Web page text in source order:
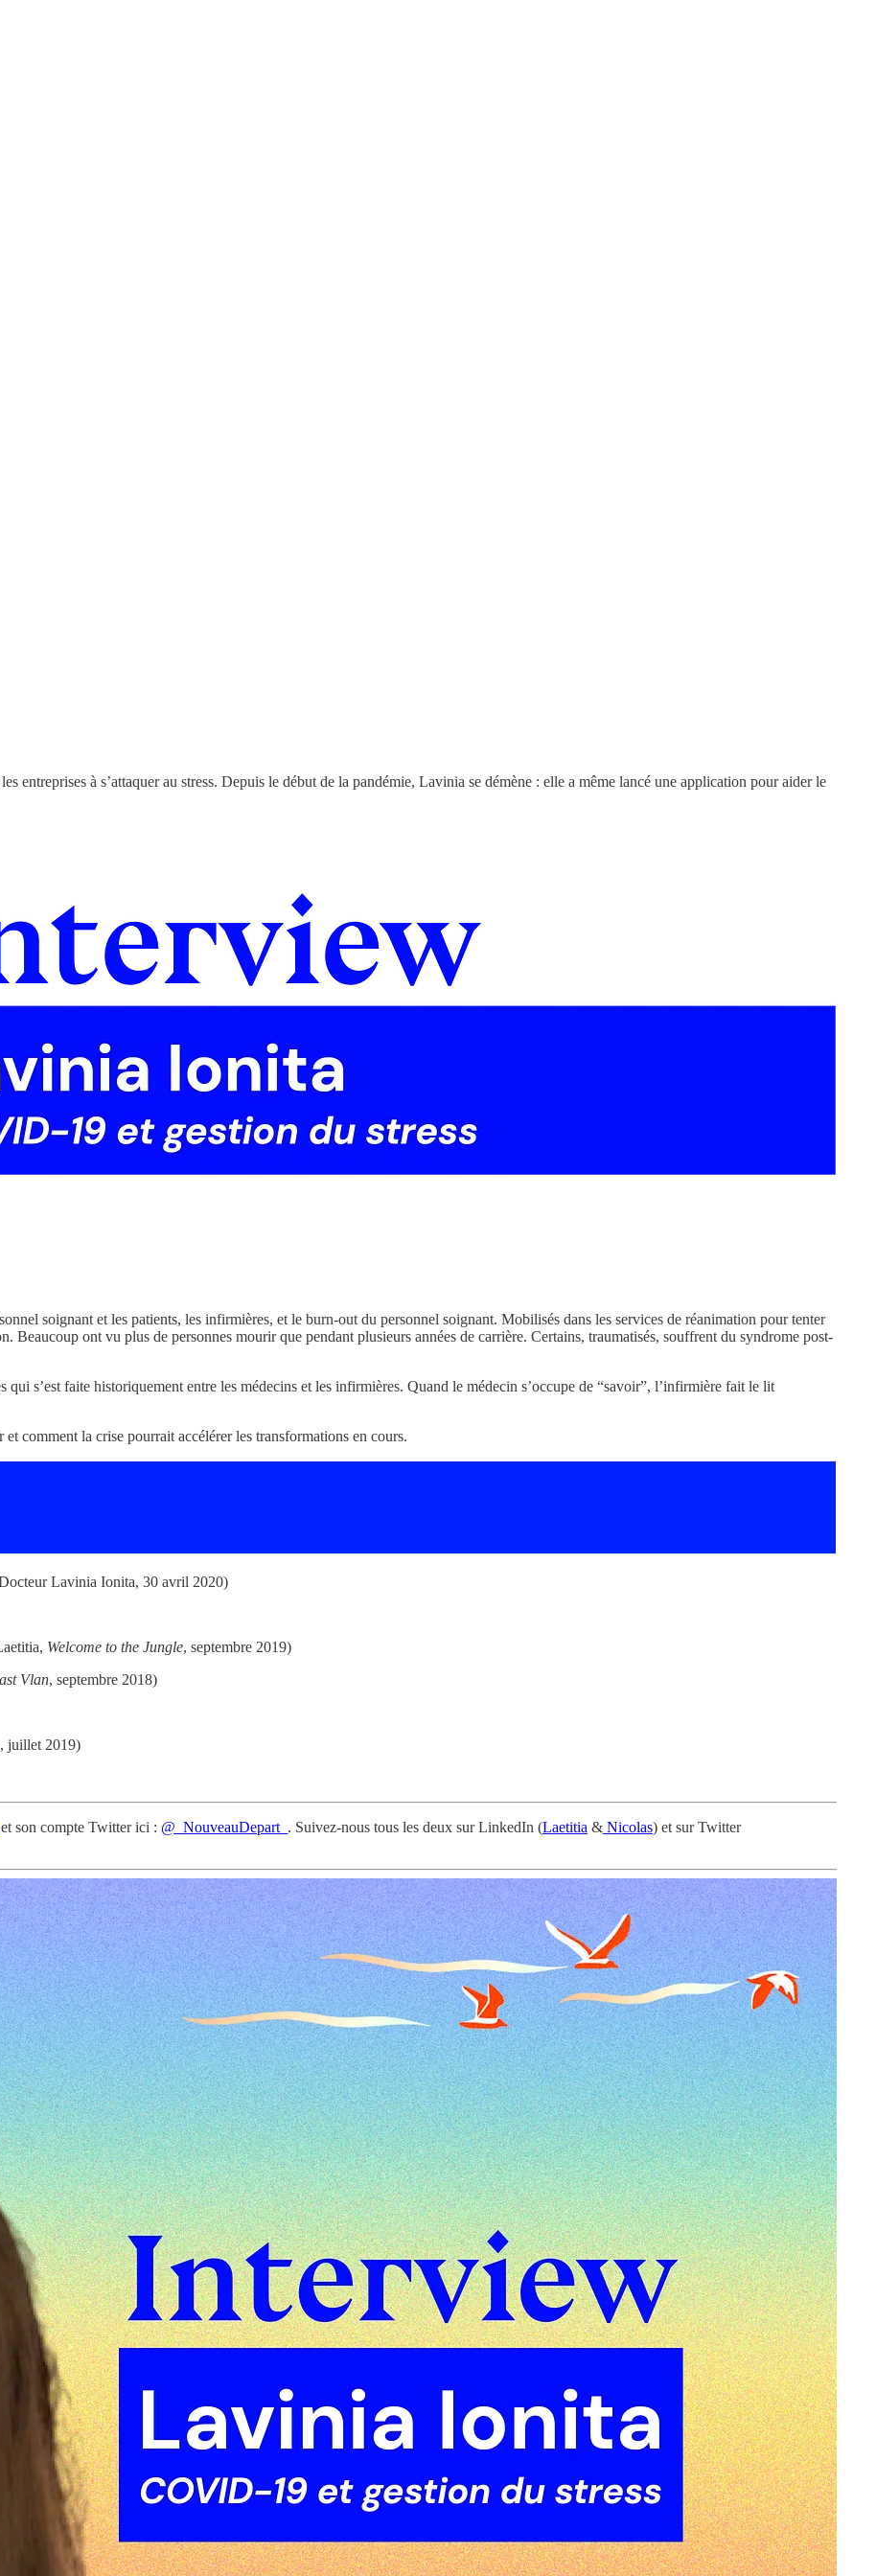
entreprises à s’attaquer au stress. Depuis le début de la pandémie, Lavinia se démène : elle a même lancé une application pour aider le
soignant et les patients, les infirmières, et le burn-out du personnel soignant. Mobilisés dans les services de réanimation pour tenter
Beaucoup ont vu plus de personnes mourir que pendant plusieurs années de carrière. Certains, traumatisés, souffrent du syndrome post-
s’est faite historiquement entre les médecins et les infirmières. Quand le médecin s’occupe de “savoir”, l’infirmière fait le lit
comment la crise pourrait accélérer les transformations en cours.
Lavinia Ionita, 30 avril 2020)
Welcome to the Jungle, septembre 2019)
Vlan, septembre 2018)
, juillet 2019)
et son compte Twitter ici : @_NouveauDepart_ . Suivez-nous tous les deux sur LinkedIn (Laetitia & Nicolas) et sur Twitter